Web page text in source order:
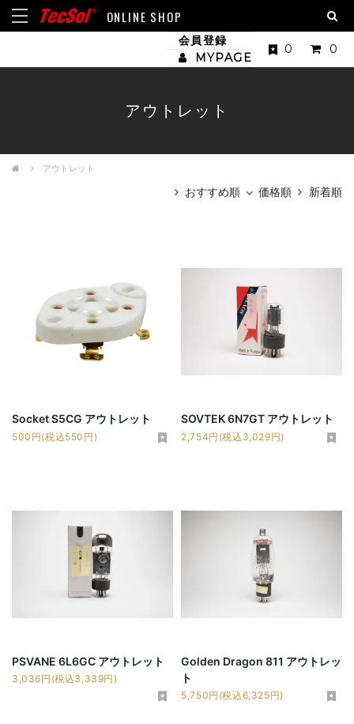
ONLINE SHOP
会員登録
MYPAGE
0 0
アウトレット
アウトレット
おすすめ順 価格順 新着順
Socket S5CG アウトレット
500円(税込550円)
SOVTEK 6N7GT アウトレット
2,754円(税込3,029円)
PSVANE 6L6GC アウトレット
3,036円(税込3,339円)
Golden Dragon 811 アウトレッ
ト
5,750円(税込6,325円)